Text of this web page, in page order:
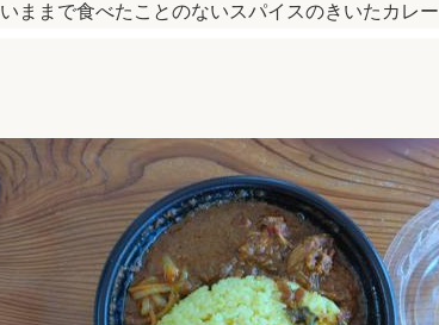
いままで食べたことのないスパイスのきいたカレー